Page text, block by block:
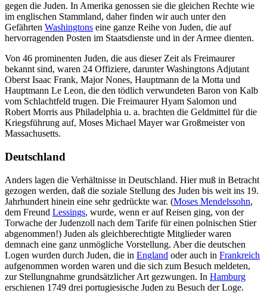
gegen die Juden. In Amerika genossen sie die gleichen Rechte wie
im englischen Stammland, daher finden wir auch unter den
Gefährten Washingtons eine ganze Reihe von Juden, die auf
hervorragenden Posten im Staatsdienste und in der Armee dienten.
Von 46 prominenten Juden, die aus dieser Zeit als Freimaurer
bekannt sind, waren 24 Offiziere, darunter Washingtons Adjutant
Oberst Isaac Frank, Major Nones, Hauptmann de la Motta und
Hauptmann Le Leon, die den tödlich verwundeten Baron von Kalb
vom Schlachtfeld trugen. Die Freimaurer Hyam Salomon und
Robert Morris aus Philadelphia u. a. brachten die Geldmittel für die
Kriegsführung auf, Moses Michael Mayer war Großmeister von
Massachusetts.
Deutschland
Anders lagen die Verhältnisse in Deutschland. Hier muß in Betracht
gezogen werden, daß die soziale Stellung des Juden bis weit ins 19.
Jahrhundert hinein eine sehr gedrückte war. (Moses Mendelssohn,
dem Freund Lessings, wurde, wenn er auf Reisen ging, von der
Torwache der Judenzoll nach dem Tarife für einen polnischen Stier
abgenommen!) Juden als gleichberechtigte Mitglieder waren
demnach eine ganz unmögliche Vorstellung. Aber die deutschen
Logen wurden durch Juden, die in England oder auch in Frankreich
aufgenommen worden waren und die sich zum Besuch meldeten,
zur Stellungnahme grundsätzlicher Art gezwungen. In Hamburg
erschienen 1749 drei portugiesische Juden zu Besuch der Loge.